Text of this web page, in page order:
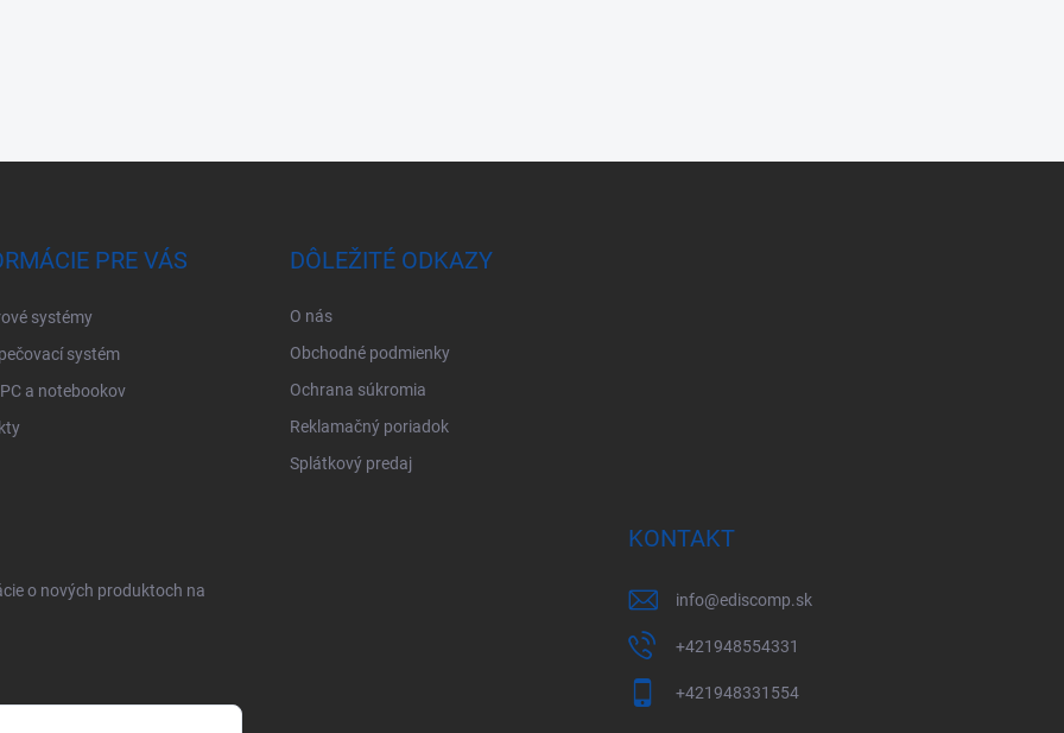
PRE VÁS
systémy
systém
a notebookov
DÔLEŽITÉ ODKAZY
O nás
Obchodné podmienky
Ochrana súkromia
Reklamačný poriadok
Splátkový predaj
o nových produktoch na
KONTAKT
info@ediscomp.sk
+421948554331
+421948331554